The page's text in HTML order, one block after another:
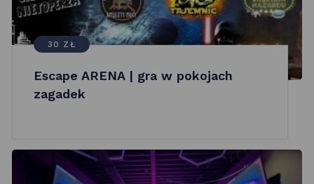
30 ZŁ
Escape ARENA | gra w pokojach
zagadek